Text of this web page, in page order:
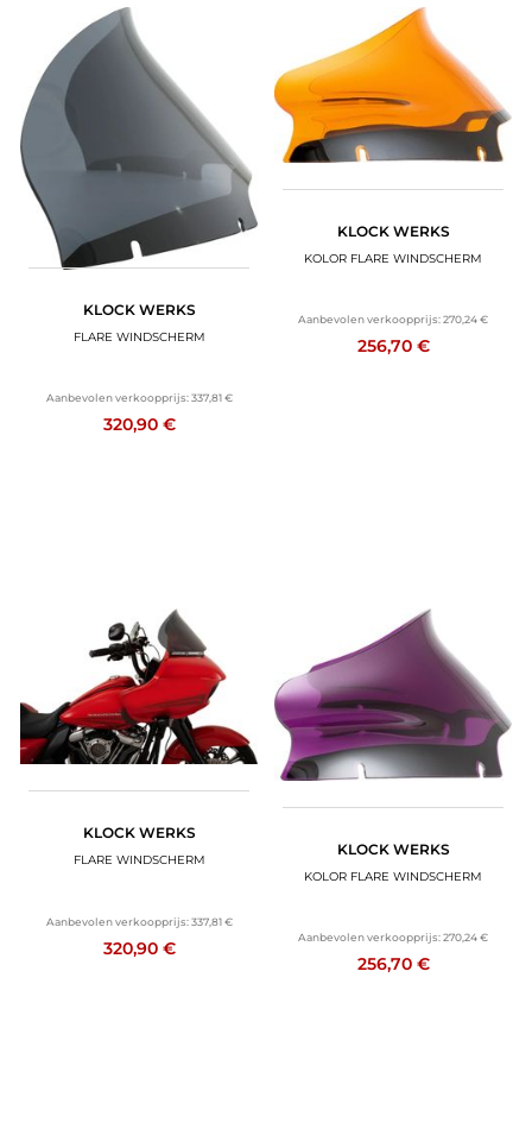
KLOCK WERKS
FLARE WINDSCHERM
Aanbevolen verkoopprijs: 337,81 €
320,90 €
KLOCK WERKS
KOLOR FLARE WINDSCHERM
Aanbevolen verkoopprijs:270,24 €
256,70 €
KLOCK WERKS
FLARE WINDSCHERM
Aanbevolen verkoopprijs: 337,81 €
320,90 €
KLOCK WERKS
KOLOR FLARE WINDSCHERM
Aanbevolen verkoopprijs:270,24 €
256,70 €